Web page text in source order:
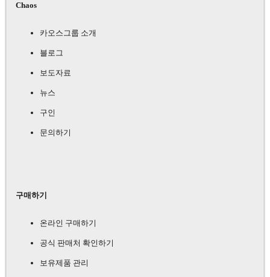
Chaos
카오스그룹 소개
블로그
보도자료
뉴스
구인
문의하기
구매하기
온라인 구매하기
공식 판매처 확인하기
보유제품 관리